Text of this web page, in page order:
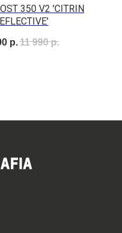
350 V2 'CITRIN
р.11 990 р.